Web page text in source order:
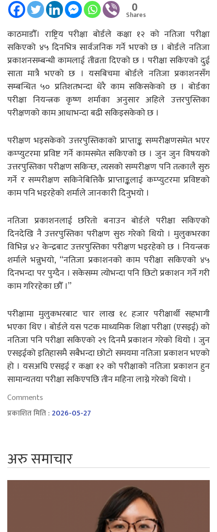
0
Shares
काठमाडौँ। राष्ट्रिय परीक्षा बोर्डले कक्षा १२ को नतिजा परीक्षा
सकिएको ४५ दिनभित्र सार्वजनिक गर्ने भएको छ । बोर्डले नतिजा
प्रकाशनसम्बन्धी कामलाई तीव्रता दिएको छ । परीक्षा सकिएको दुई
साता मात्रै भएको छ । यसबिचमा बोर्डले नतिजा प्रकाशनसँग
सम्बन्धित ५० प्रतिशतभन्दा धेरै काम सकिसकेको छ । बोर्डका
परीक्षा नियन्त्रक कृष्ण शर्माका अनुसार अहिले उत्तरपुस्तिका
परीक्षणको काम आधाभन्दा बढी सकिइसकेको छ ।
परीक्षण भइसकेको उत्तरपुस्तिकाको प्राप्ताङ्क सम्परीक्षणसमेत भएर
कम्प्युटरमा प्रविष्ट गर्ने कामसमेत सकिएको छ । जुन जुन विषयको
उत्तरपुस्तिका परीक्षण सकिन्छ, त्यसको सम्परीक्षण पनि तत्कालै सुरु
गर्ने र सम्परीक्षण सकिनेबित्तिकै प्राप्ताङ्कलाई कम्प्युटरमा प्रविष्टको
काम पनि भइरहेको शर्माले जानकारी दिनुभयो ।
नतिजा प्रकाशनलाई छरितो बनाउन बोर्डले परीक्षा सकिएको
दिनदेखि नै उत्तरपुस्तिका परीक्षण सुरु गरेको थियो । मुलुकभरका
विभिन्न ४२ केन्द्रबाट उत्तरपुस्तिका परीक्षण भइरहेको छ । नियन्त्रक
शर्माले भन्नुभयो, “नतिजा प्रकाशनको काम परीक्षा सकिएको ४५
दिनभन्दा पर पुग्दैन । सकेसम्म त्योभन्दा पनि छिटो प्रकाशन गर्ने गरी
काम गरिरहेका छौँ ।”
परीक्षामा मुलुकभरबाट चार लाख १८ हजार परीक्षार्थी सहभागी
भएका थिए । बोर्डले यस पटक माध्यमिक शिक्षा परीक्षा (एसइई) को
नतिजा पनि परीक्षा सकिएको २९ दिनमै प्रकाशन गरेको थियो । जुन
एसइईको इतिहासमै सबैभन्दा छोटो समयमा नतिजा प्रकाशन भएको
हो । यसअघि एसइई र कक्षा १२ को परीक्षाको नतिजा प्रकाशन हुन
सामान्यतया परीक्षा सकिएपछि तीन महिना लाग्ने गरेको थियो ।
Comments
प्रकाशित मिति :2026-05-27
अरु समाचार